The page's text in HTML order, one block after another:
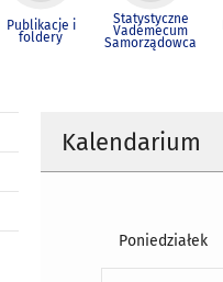
Publikacje i
foldery
Statystyczne
Vademecum
Samorządowca
Kalendarium
Poniedziałek